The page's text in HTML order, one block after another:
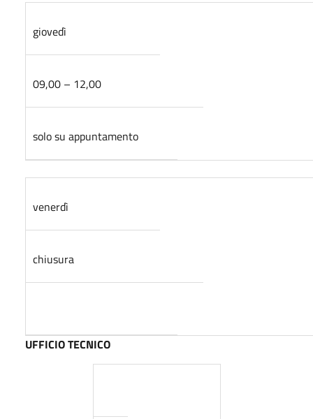
giovedì
09,00 – 12,00
solo su appuntamento
venerdì
chiusura
UFFICIO TECNICO